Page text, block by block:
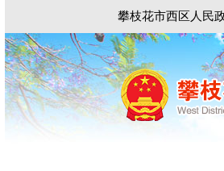
攀枝花市西区人民